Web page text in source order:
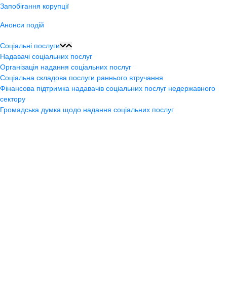
Запобігання корупції
Анонси подій
Соціальні послуги
Надавачі соціальних послуг
Організація надання соціальних послуг
Соціальна складова послуги раннього втручання
Фінансова підтримка надавачів соціальних послуг недержавного
сектору
Громадська думка щодо надання соціальних послуг